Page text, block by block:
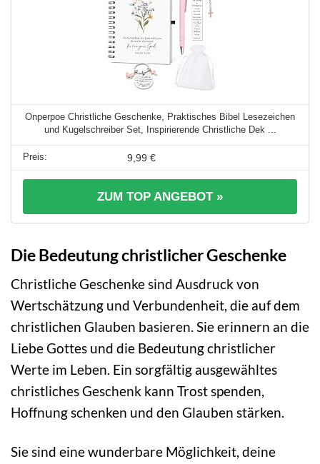
Onperpoe Christliche Geschenke, Praktisches Bibel Lesezeichen
und Kugelschreiber Set, Inspirierende Christliche Dek ...
9,99 €
ZUM TOP ANGEBOT »
Die Bedeutung christlicher Geschenke
Christliche Geschenke sind Ausdruck von
Wertschätzung und Verbundenheit, die auf dem
christlichen Glauben basieren. Sie erinnern an die
Liebe Gottes und die Bedeutung christlicher
Werte im Leben. Ein sorgfältig ausgewähltes
christliches Geschenk kann Trost spenden,
Hoffnung schenken und den Glauben stärken.
Sie sind eine wunderbare Möglichkeit, deine